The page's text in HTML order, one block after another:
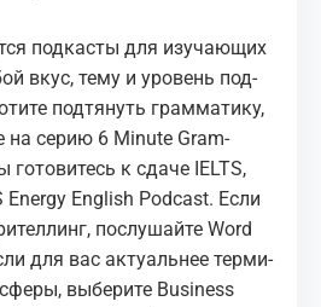
под­ка­сты для изу­ча­ю­щих
вкус, тему и уро­вень под­
под­тя­нуть грам­ма­ти­ку,
на се­рию 6 Minute Gram­
го­то­ви­тесь к сда­че IELTS,
En­ergy Eng­lish Pod­cast. Если
по­слу­шай­те Word
для вас ак­ту­аль­нее тер­ми­
вы­бе­ри­те Busi­ness